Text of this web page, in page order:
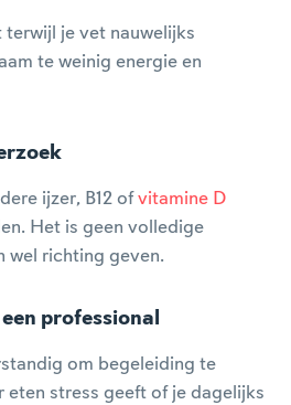
terwijl je vet nauwelijks
te weinig energie en
ijzer, B12 ofvitamine D
Het is geen volledige
wel richting geven.
professional
om begeleiding te
eten stress geeft of je dagelijks